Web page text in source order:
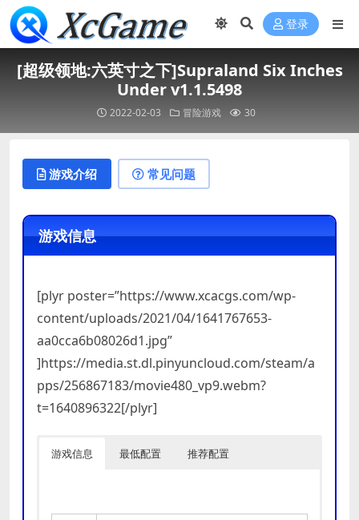
登录
[超级领地:六英寸之下]Supraland Six Inches
Under v1.1.5498
2022-02-03 冒险游戏 30
游戏介绍 常见问题
游戏信息
[plyr poster=”https://www.xcacgs.com/wp-
content/uploads/2021/04/1641767653-
aa0cca6b08026d1.jpg”
]https://media.st.dl.pinyuncloud.com/steam/a
pps/256867183/movie480_vp9.webm?
t=1640896322[/plyr]
游戏信息 最低配置 推荐配置